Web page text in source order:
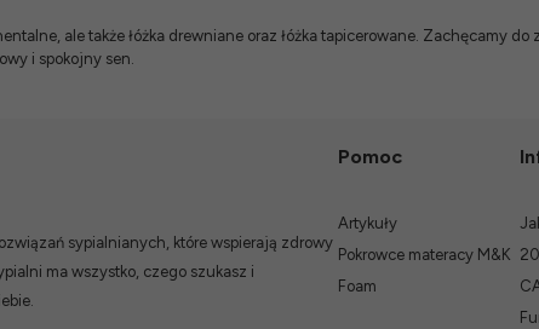
, ale także łóżka drewniane oraz łóżka tapicerowane. Zachęcamy do
i spokojny sen.
sypialnianych, które wspierają zdrowy
ma wszystko, czego szukasz i
Pomoc
Artykuły
Pokrowce materacy M&K
Foam